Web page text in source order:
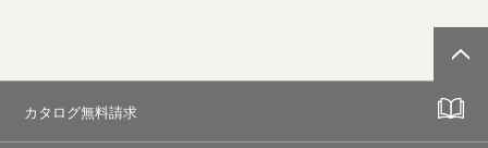
カタログ無料請求